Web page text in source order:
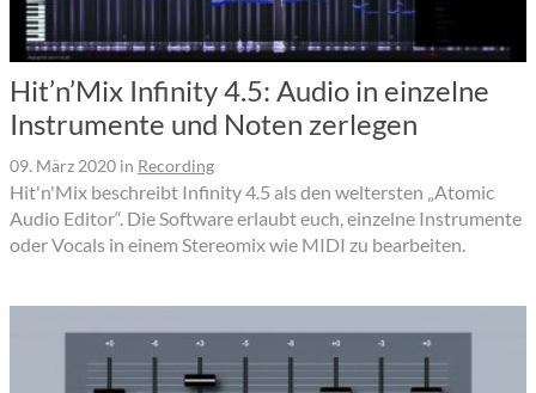
Hit’n’Mix Infinity 4.5: Audio in einzelne
Instrumente und Noten zerlegen
09. März 2020 in Recording
Hit'n'Mix beschreibt Infinity 4.5 als den weltersten „Atomic
Audio Editor“. Die Software erlaubt euch, einzelne Instrumente
oder Vocals in einem Stereomix wie MIDI zu bearbeiten.